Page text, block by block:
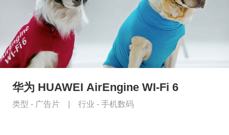
华为 HUAWEI AirEngine WI-Fi 6
类型 - 广告片 行业 - 手机数码